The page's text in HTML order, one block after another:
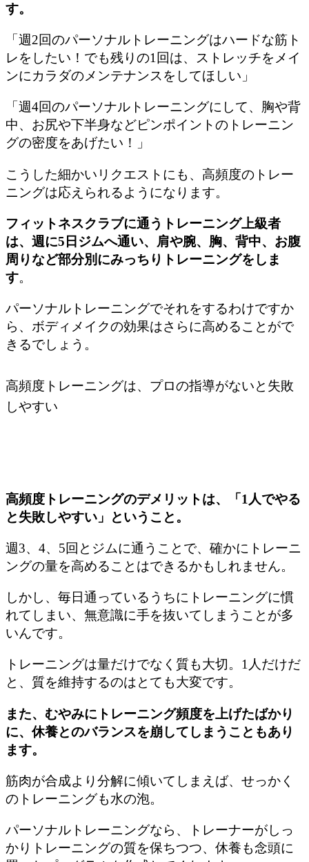
す。
「週2回のパーソナルトレーニングはハードな筋ト
レをしたい！でも残りの1回は、ストレッチをメイ
ンにカラダのメンテナンスをしてほしい」
「週4回のパーソナルトレーニングにして、胸や背
中、お尻や下半身などピンポイントのトレーニン
グの密度をあげたい！」
こうした細かいリクエストにも、高頻度のトレー
ニングは応えられるようになります。
フィットネスクラブに通うトレーニング上級者
は、週に5日ジムへ通い、肩や腕、胸、背中、お腹
周りなど部分別にみっちりトレーニングをしま
す。
パーソナルトレーニングでそれをするわけですか
ら、ボディメイクの効果はさらに高めることがで
きるでしょう。
高頻度トレーニングは、プロの指導がないと失敗
しやすい
高頻度トレーニングのデメリットは、「1人でやる
と失敗しやすい」ということ。
週3、4、5回とジムに通うことで、確かにトレーニ
ングの量を高めることはできるかもしれません。
しかし、毎日通っているうちにトレーニングに慣
れてしまい、無意識に手を抜いてしまうことが多
いんです。
トレーニングは量だけでなく質も大切。1人だけだ
と、質を維持するのはとても大変です。
また、むやみにトレーニング頻度を上げたばかり
に、休養とのバランスを崩してしまうこともあり
ます。
筋肉が合成より分解に傾いてしまえば、せっかく
のトレーニングも水の泡。
パーソナルトレーニングなら、トレーナーがしっ
かりトレーニングの質を保ちつつ、休養も念頭に